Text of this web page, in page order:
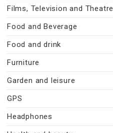
Films, Television and Theatre
Food and Beverage
Food and drink
Furniture
Garden and leisure
GPS
Headphones